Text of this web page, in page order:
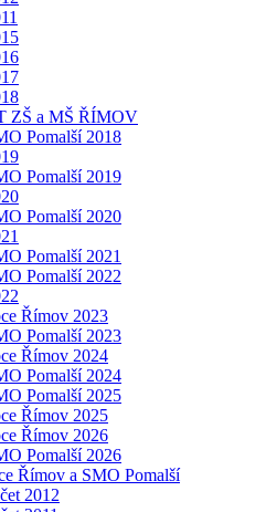
ZŠ a MŠ ŘÍMOV
Pomalší 2018
Pomalší 2019
Pomalší 2020
Pomalší 2021
Pomalší 2022
Římov 2023
Pomalší 2023
Římov 2024
Pomalší 2024
Pomalší 2025
Římov 2025
Římov 2026
Pomalší 2026
Římov a SMO Pomalší
2012